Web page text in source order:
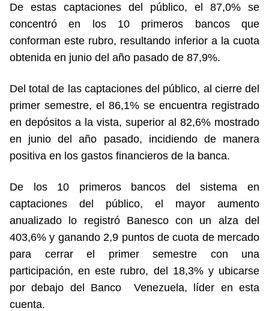
De estas captaciones del público, el 87,0% se
concentró en los 10 primeros bancos que
conforman este rubro, resultando inferior a la cuota
obtenida en junio del año pasado de 87,9%.
Del total de las captaciones del público, al cierre del
primer semestre, el 86,1% se encuentra registrado
en depósitos a la vista, superior al 82,6% mostrado
en junio del año pasado, incidiendo de manera
positiva en los gastos financieros de la banca.
De los 10 primeros bancos del sistema en
captaciones del público, el mayor aumento
anualizado lo registró Banesco con un alza del
403,6% y ganando 2,9 puntos de cuota de mercado
para cerrar el primer semestre con una
participación, en este rubro, del 18,3% y ubicarse
por debajo del Banco Venezuela, líder en esta
cuenta.